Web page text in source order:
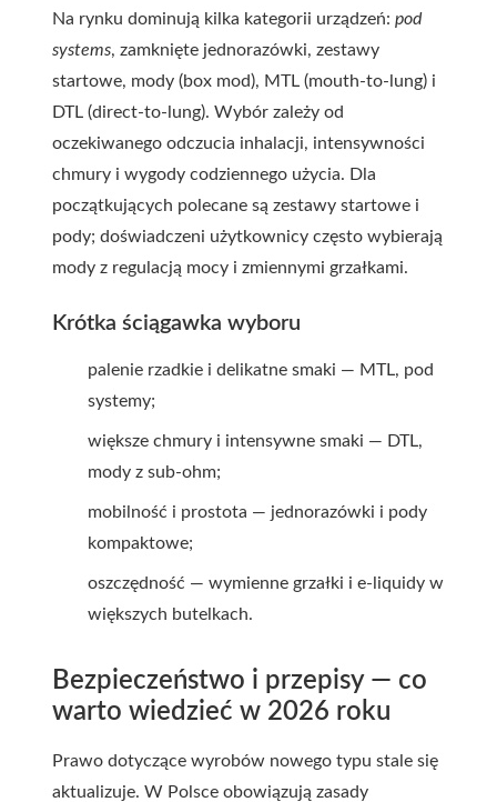
Na rynku dominują kilka kategorii urządzeń: pod
systems, zamknięte jednorazówki, zestawy
startowe, mody (box mod), MTL (mouth-to-lung) i
DTL (direct-to-lung). Wybór zależy od
oczekiwanego odczucia inhalacji, intensywności
chmury i wygody codziennego użycia. Dla
początkujących polecane są zestawy startowe i
pody; doświadczeni użytkownicy często wybierają
mody z regulacją mocy i zmiennymi grzałkami.
Krótka ściągawka wyboru
palenie rzadkie i delikatne smaki — MTL, pod
systemy;
większe chmury i intensywne smaki — DTL,
mody z sub-ohm;
mobilność i prostota — jednorazówki i pody
kompaktowe;
oszczędność — wymienne grzałki i e-liquidy w
większych butelkach.
Bezpieczeństwo i przepisy — co
warto wiedzieć w 2026 roku
Prawo dotyczące wyrobów nowego typu stale się
aktualizuje. W Polsce obowiązują zasady